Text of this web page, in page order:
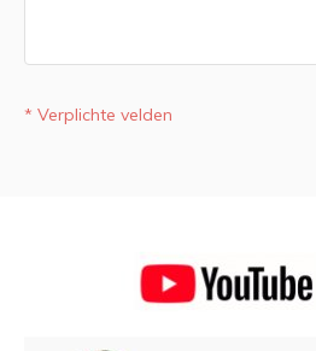
* Verplichte velden